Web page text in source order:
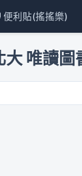
便利貼(搖搖樂)
大 唯讀圖